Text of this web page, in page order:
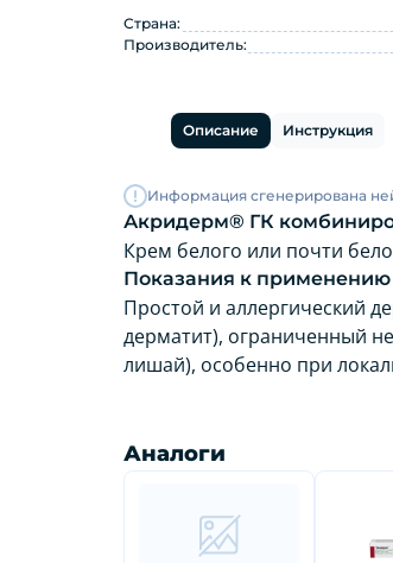
Страна:
Производитель:
Описание Инструкция
Информация сгенерирована
Акридерм® ГК
Крем белого или почти
Показания к применению
Простой и аллергический
дерматит), ограниченный
лишай), особенно при
Аналоги